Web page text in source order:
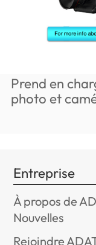
Prend en
photo et
Entreprise
À propos de
Nouvelles
Rejoindre